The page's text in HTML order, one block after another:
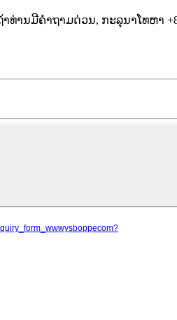
ນມີຄໍາຖາມດ່ວນ, ກະລຸນາໂທຫາ +86